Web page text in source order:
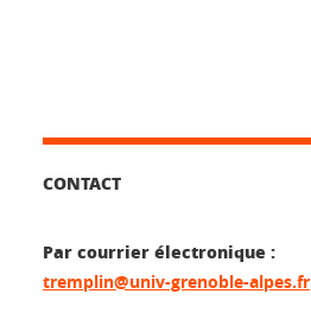
CONTACT
Par courrier électronique :
tremplin@univ-grenoble-alpes.fr